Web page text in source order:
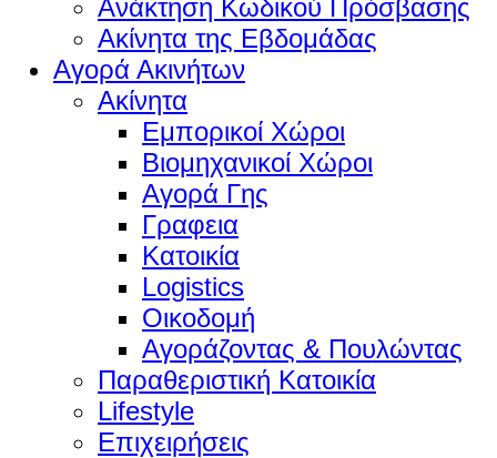
Ανάκτηση Κωδικού Πρόσβασης
Ακίνητα της Εβδομάδας
Αγορά Ακινήτων
Ακίνητα
Εμπορικοί Χώροι
Βιομηχανικοί Χώροι
Αγορά Γης
Γραφεια
Κατοικία
Logistics
Οικοδομή
Αγοράζοντας & Πουλώντας
Παραθεριστική Κατοικία
Lifestyle
Επιχειρήσεις